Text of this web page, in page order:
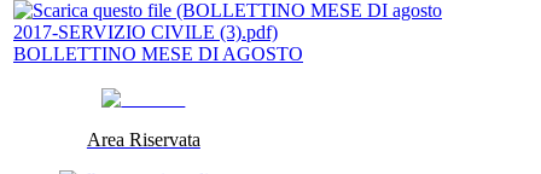
BOLLETTINO MESE DI AGOSTO
Area Riservata